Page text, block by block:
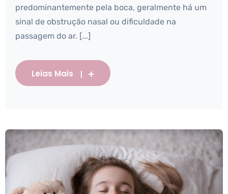
predominantemente pela boca, geralmente há um
sinal de obstrução nasal ou dificuldade na
passagem do ar. [...]
Leias Mais